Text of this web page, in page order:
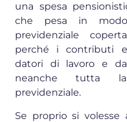
una spesa
che pesa in
previdenziale
perché i contributi
datori di lavoro e
neanche tutta la
previdenziale.
Se proprio si volesse